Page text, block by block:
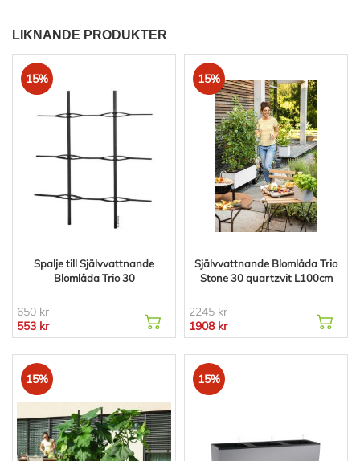
LIKNANDE PRODUKTER
15%
Spalje till Självvattnande
Blomlåda Trio 30
650 kr
553 kr
15%
Självvattnande Blomlåda Trio
Stone 30 quartzvit L100cm
2245 kr
1908 kr
15% 15%